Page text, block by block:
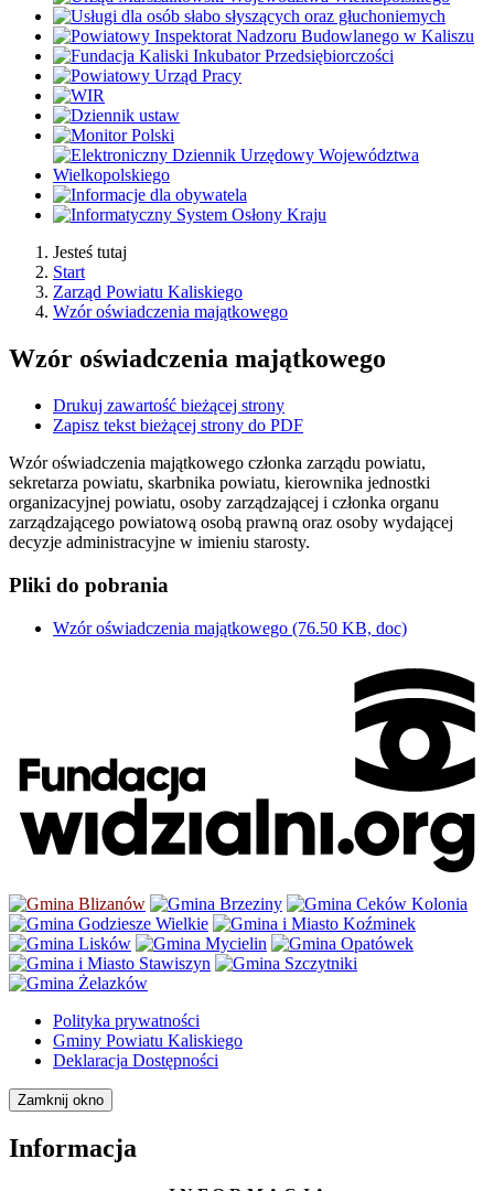
Jesteś tutaj
Start
Zarząd Powiatu Kaliskiego
Wzór oświadczenia majątkowego
Wzór oświadczenia majątkowego
Drukuj zawartość bieżącej strony
Zapisz tekst bieżącej strony do PDF
Wzór oświadczenia majątkowego członka zarządu powiatu,
sekretarza powiatu, skarbnika powiatu, kierownika jednostki
organizacyjnej powiatu, osoby zarządzającej i członka organu
zarządzającego powiatową osobą prawną oraz osoby wydającej
decyzje administracyjne w imieniu starosty.
Pliki do pobrania
Wzór oświadczenia majątkowego (76.50 KB, doc)
Polityka prywatności
Gminy Powiatu Kaliskiego
Deklaracja Dostępności
Zamknij okno
Informacja